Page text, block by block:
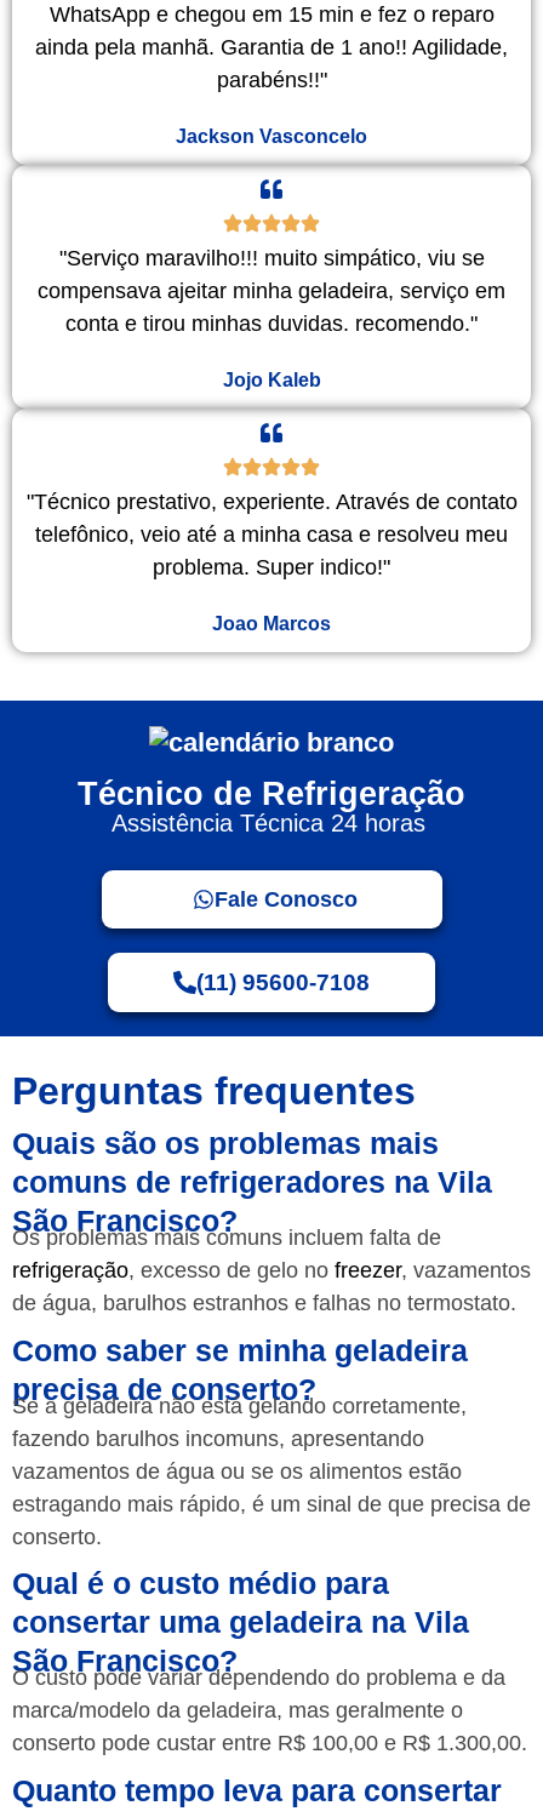
WhatsApp e chegou em 15 min e fez o reparo
ainda pela manhã. Garantia de 1 ano!! Agilidade,
parabéns!!"
Jackson Vasconcelo
"Serviço maravilho!!! muito simpático, viu se
compensava ajeitar minha geladeira, serviço em
conta e tirou minhas duvidas. recomendo."
Jojo Kaleb
"Técnico prestativo, experiente. Através de contato
telefônico, veio até a minha casa e resolveu meu
problema. Super indico!"
Joao Marcos
Técnico de Refrigeração
Assistência Técnica 24 horas
Fale Conosco
(11) 95600-7108
Perguntas frequentes
Quais são os problemas mais
comuns de refrigeradores na Vila
São Francisco?
Os problemas mais comuns incluem falta de
refrigeração, excesso de gelo no freezer, vazamentos
de água, barulhos estranhos e falhas no termostato.
Como saber se minha geladeira
precisa de conserto?
Se a geladeira não está gelando corretamente,
fazendo barulhos incomuns, apresentando
vazamentos de água ou se os alimentos estão
estragando mais rápido, é um sinal de que precisa de
conserto.
Qual é o custo médio para
consertar uma geladeira na Vila
São Francisco?
O custo pode variar dependendo do problema e da
marca/modelo da geladeira, mas geralmente o
conserto pode custar entre R$ 100,00 e R$ 1.300,00.
Quanto tempo leva para consertar